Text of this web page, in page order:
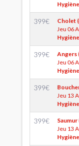
399€
Cholet
Jeu 06
399€
Angers
Jeu 06
399€
Jeu 13
399€
Saumur
Jeu 13